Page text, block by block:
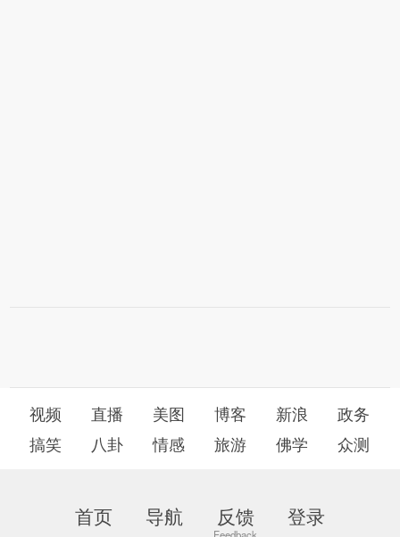
视频 直播 美图 博客 新浪
政务
搞笑
八卦 情感 旅游 佛学 众测
首页 导航 反馈 登录